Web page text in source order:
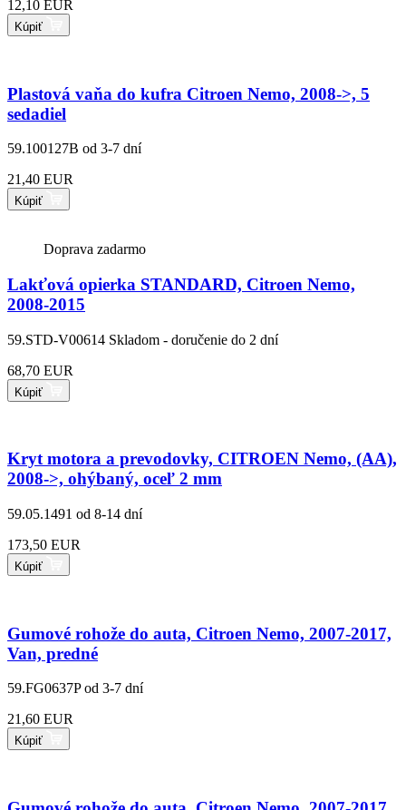
12,10 EUR
Kúpiť
Plastová vaňa do kufra Citroen Nemo, 2008->, 5
sedadiel
59.100127B od 3-7 dní
21,40 EUR
Kúpiť
Doprava zadarmo
Lakťová opierka STANDARD, Citroen Nemo,
2008-2015
59.STD-V00614 Skladom - doručenie do 2 dní
68,70 EUR
Kúpiť
Kryt motora a prevodovky, CITROEN Nemo, (AA),
2008->, ohýbaný, oceľ 2 mm
59.05.1491 od 8-14 dní
173,50 EUR
Kúpiť
Gumové rohože do auta, Citroen Nemo, 2007-2017,
Van, predné
59.FG0637P od 3-7 dní
21,60 EUR
Kúpiť